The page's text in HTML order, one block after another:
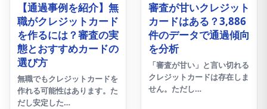
【通過事例を紹介】無
職がクレジットカード
を作るには？審査の実
態とおすすめカードの
選び方
無職でもクレジットカードを
作れる可能性はあります。た
だし安定した…
審査が甘いクレジット
カードはある？3,886
件のデータで通過傾向
を分析
「審査が甘い」と言い切れる
クレジットカードは存在しま
せん。ただし…